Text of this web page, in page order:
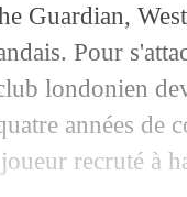
Guardian,
Pour
londonien
années de
recruté à
pour Dembélé
déjà fini...
confirme pour